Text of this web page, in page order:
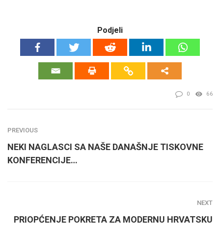
Podjeli
0 66
PREVIOUS
NEKI NAGLASCI SA NAŠE DANAŠNJE TISKOVNE
KONFERENCIJE…
NEXT
PRIOPĆENJE POKRETA ZA MODERNU HRVATSKU